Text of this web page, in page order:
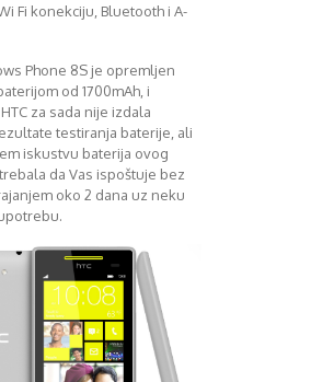
Fi konekciju, Bluetooth i A-
Phone 8S je opremljen
od 1700mAh, i
za sada nije izdala
testiranja baterije, ali
iskustvu baterija ovog
da Vas ispoštuje bez
oko 2 dana uz neku